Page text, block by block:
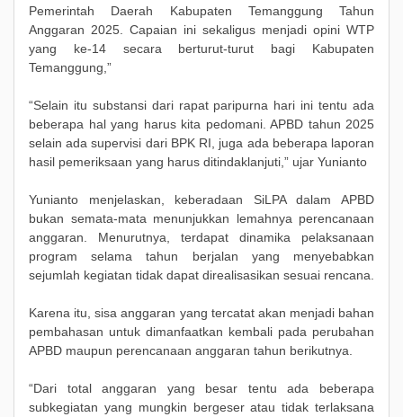
Pemerintah Daerah Kabupaten Temanggung Tahun
Anggaran 2025. Capaian ini sekaligus menjadi opini WTP
yang ke-14 secara berturut-turut bagi Kabupaten
Temanggung,”
“Selain itu substansi dari rapat paripurna hari ini tentu ada
beberapa hal yang harus kita pedomani. APBD tahun 2025
selain ada supervisi dari BPK RI, juga ada beberapa laporan
hasil pemeriksaan yang harus ditindaklanjuti,” ujar Yunianto
Yunianto menjelaskan, keberadaan SiLPA dalam APBD
bukan semata-mata menunjukkan lemahnya perencanaan
anggaran. Menurutnya, terdapat dinamika pelaksanaan
program selama tahun berjalan yang menyebabkan
sejumlah kegiatan tidak dapat direalisasikan sesuai rencana.
Karena itu, sisa anggaran yang tercatat akan menjadi bahan
pembahasan untuk dimanfaatkan kembali pada perubahan
APBD maupun perencanaan anggaran tahun berikutnya.
“Dari total anggaran yang besar tentu ada beberapa
subkegiatan yang mungkin bergeser atau tidak terlaksana